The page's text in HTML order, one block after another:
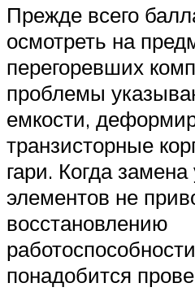
Прежде всего
осмотреть на
перегоревших
проблемы
емкости,
транзисторные
гари. Когда
элементов не
восстановлению
понадобится